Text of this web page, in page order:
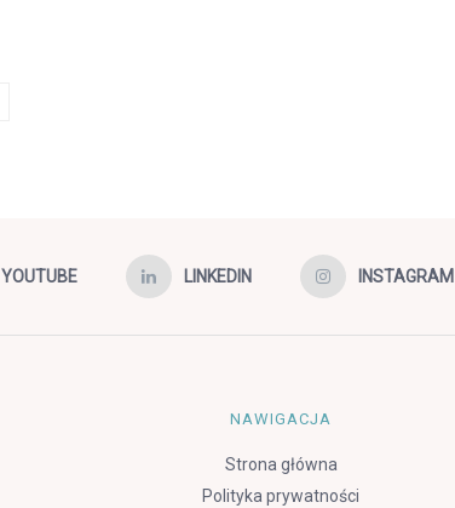
YOUTUBE LINKEDIN INSTAGRAM
NAWIGACJA
Strona główna
Polityka prywatności